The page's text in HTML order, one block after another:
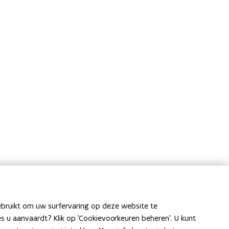
om uw surfervaring op deze website te
aanvaardt? Klik op 'Cookievoorkeuren beheren'. U kunt